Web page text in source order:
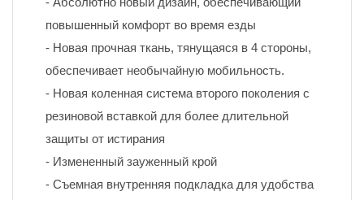
повышенный комфорт во время езды
- Новая прочная ткань, тянущаяся в 4 стороны,
обеспечивает необычайную мобильность.
- Новая коленная система второго поколения с
резиновой вставкой для более длительной
защиты от истирания
- Измененный зауженный крой
- Съемная внутренняя подкладка для удобства